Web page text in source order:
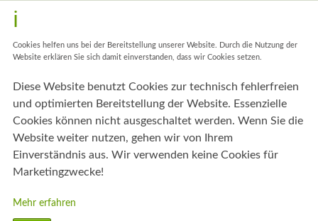
Cookies helfen uns bei der Bereitstellung unserer Website. Durch die Nutzung der
Website erklären Sie sich damit einverstanden, dass wir Cookies setzen.
Diese Website benutzt Cookies zur technisch fehlerfreien
und optimierten Bereitstellung der Website. Essenzielle
Cookies können nicht ausgeschaltet werden. Wenn Sie die
Website weiter nutzen, gehen wir von Ihrem
Einverständnis aus. Wir verwenden keine Cookies für
Marketingzwecke!
Mehr erfahren